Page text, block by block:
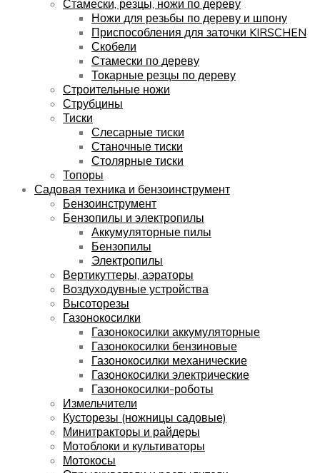
Стамески, резцы, ножи по дереву
Ножи для резьбы по дереву и шпону
Приспособления для заточки KIRSCHEN
Скобели
Стамески по дереву
Токарные резцы по дереву
Строительные ножи
Струбцины
Тиски
Слесарные тиски
Станочные тиски
Столярные тиски
Топоры
Садовая техника и бензоинструмент
Бензоинструмент
Бензопилы и электропилы
Аккумуляторные пилы
Бензопилы
Электропилы
Вертикуттеры, аэраторы
Воздуходувные устройства
Высоторезы
Газонокосилки
Газонокосилки аккумуляторные
Газонокосилки бензиновые
Газонокосилки механические
Газонокосилки электрические
Газонокосилки-роботы
Измельчители
Кусторезы (ножницы садовые)
Минитракторы и райдеры
Мотоблоки и культиваторы
Мотокосы